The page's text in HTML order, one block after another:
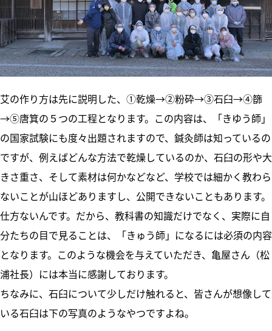
艾の作り方は先に説明した、①乾燥→②粉砕→③石臼→④篩
→⑤唐箕の５つの工程となります。この内容は、「きゆう師」
の国家試験にも度々出題されますので、鍼灸師は知っているの
ですが、例えばどんな方法で乾燥しているのか、石臼の形や大
きさ重さ、そして素材は何かなどなど、学校では細かく教わら
ないことが山ほどありますし、公開できないこともあります。
仕方ないんです。だから、教科書の知識だけでなく、実際に自
分たちの目で見ることは、「きゅう師」になるには必須の内容
となります。このような機会を与えていただき、亀屋さん（松
浦社長）には本当に感謝しております。
ちなみに、石臼について少しだけ触れると、皆さんが想像して
いる石臼は下の写真のようなやつですよね。